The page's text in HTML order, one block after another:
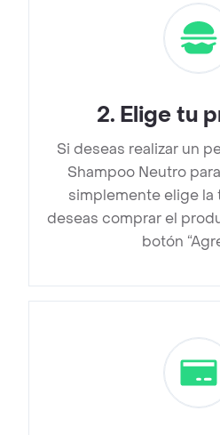
2. Elige tu
Si deseas realizar un
Shampoo Neutro
simplemente elige la
deseas comprar el
botón